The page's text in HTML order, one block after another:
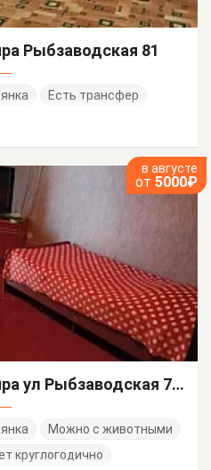
Рыбзаводская 81
Есть трансфер
в августе
от 5000₽
2х-комнатная квартира ул Рыбзаводская 77 кв 51
Можно с животными
круглогодично